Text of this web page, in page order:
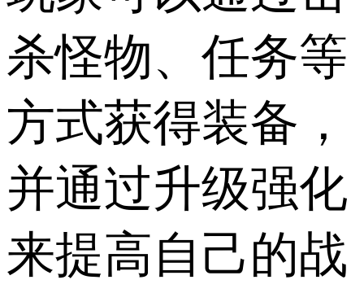
杀怪物、任务等
方式获得装备，
并通过升级强化
来提高自己的战